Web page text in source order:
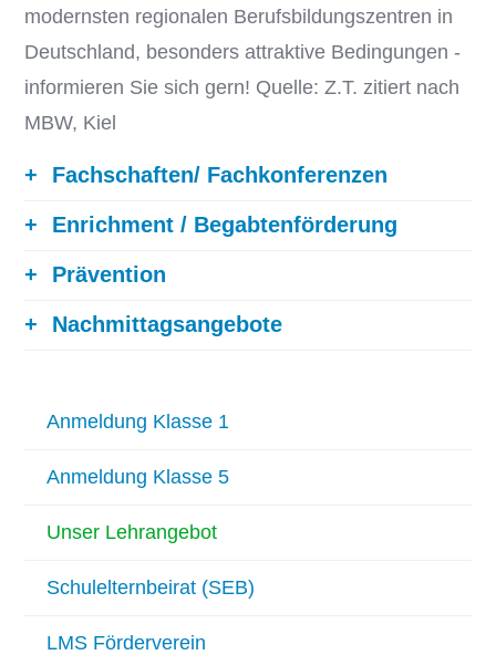
modernsten regionalen Berufsbildungszentren in
Deutschland, besonders attraktive Bedingungen -
informieren Sie sich gern! Quelle: Z.T. zitiert nach
MBW, Kiel
Fachschaften/ Fachkonferenzen
Enrichment / Begabtenförderung
Prävention
Nachmittagsangebote
Anmeldung Klasse 1
Anmeldung Klasse 5
Unser Lehrangebot
Schulelternbeirat (SEB)
LMS Förderverein